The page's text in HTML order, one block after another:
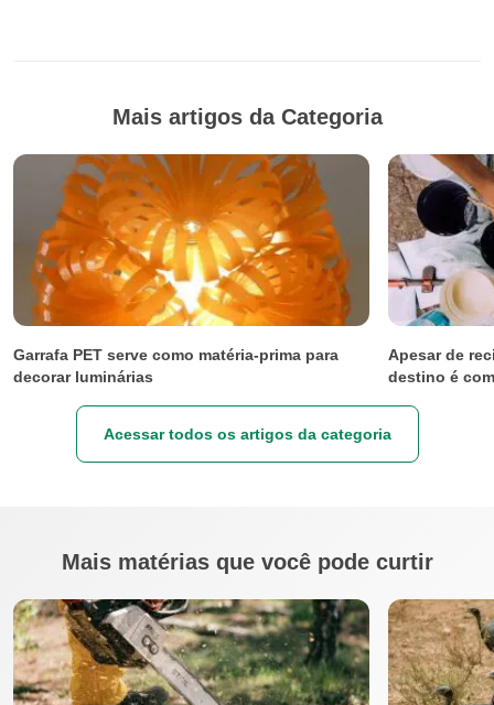
Mais artigos da Categoria
Garrafa PET serve como matéria-prima para
decorar luminárias
Apesar de
destino é
Acessar todos os artigos da categoria
Mais matérias que você pode curtir